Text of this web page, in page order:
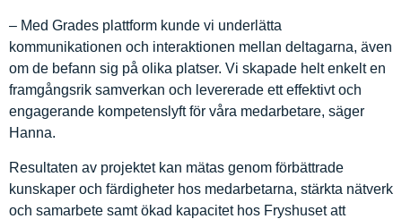
– Med Grades plattform kunde vi underlätta
kommunikationen och interaktionen mellan deltagarna, även
om de befann sig på olika platser. Vi skapade helt enkelt en
framgångsrik samverkan och levererade ett effektivt och
engagerande kompetenslyft för våra medarbetare, säger
Hanna.
Resultaten av projektet kan mätas genom förbättrade
kunskaper och färdigheter hos medarbetarna, stärkta nätverk
och samarbete samt ökad kapacitet hos Fryshuset att